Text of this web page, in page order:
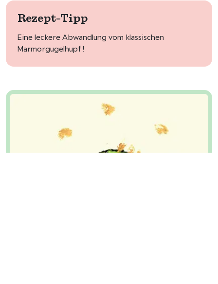
Rezept-Tipp
Eine leckere Abwandlung vom klassischen
Marmorgugelhupf!